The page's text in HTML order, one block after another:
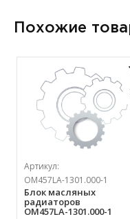
Похожие
Артикул:
ОМ457LА-1301.000-1
Блок масляных
радиаторов
ОМ457LА-1301.000-1